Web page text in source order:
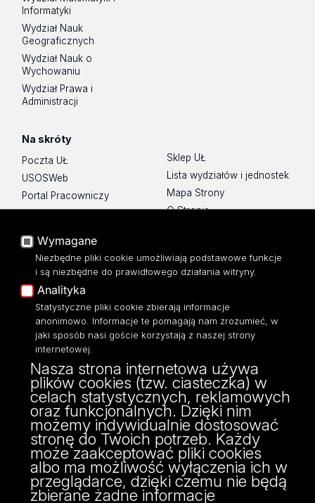
Informatyki
Wydział Nauk
Geograficznych
Wydział Nauk o
Wychowaniu
Wydział Prawa i
Administracji
Na skróty
Poczta UŁ
USOSWeb
Portal Pracowniczy
Baza Aktów Własnych
Moodle
Eksperci UŁ
Polityka Prywatności
Dostępność
Sklep UŁ
Lista wydziałów i jednostek
Mapa Strony
O Stronie
ul. Narutowicza 68, 90-136 Łódź
NIP: 724 000 32 43
Adres do doręczeń elektronicznych (ADE):
AE:PL-74796-17640-IHHIV-17
KONTAKT
Wymagane
Niezbędne pliki cookie umożliwiają podstawowe funkcje
i są niezbędne do prawidłowego działania witryny.
Analityka
Statystyczne pliki cookie zbierają informacje
anonimowo. Informacje te pomagają nam zrozumieć, w
jaki sposób nasi goście korzystają z naszej strony
internetowej.
Nasza strona internetowa używa
plików cookies (tzw. ciasteczka) w
celach statystycznych, reklamowych
oraz funkcjonalnych. Dzięki nim
możemy indywidualnie dostosować
stronę do Twoich potrzeb. Każdy
może zaakceptować pliki cookies
albo ma możliwość wyłączenia ich w
przeglądarce, dzięki czemu nie będą
zbierane żadne informacje